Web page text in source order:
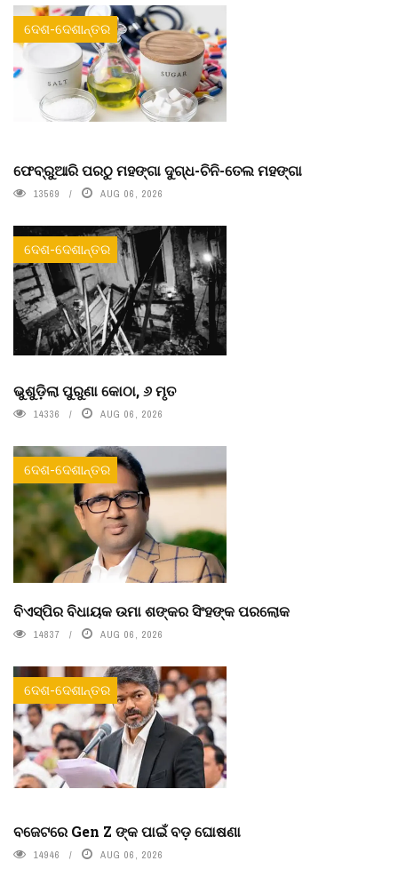
ଦେଶ-ଦେଶାନ୍ତର
ଫେବ୍ରୁଆରି ପରଠୁ ମହଙ୍ଗା ଦୁଗ୍ଧ-ଚିନି-ତେଲ ମହଙ୍ଗା
13569 AUG 06, 2026
ଦେଶ-ଦେଶାନ୍ତର
ଭୁଶୁଡ଼ିଲା ପୁରୁଣା କୋଠା, ୬ ମୃତ
14336 AUG 06, 2026
ଦେଶ-ଦେଶାନ୍ତର
ବିଏସ୍‌ପିର ବିଧାୟକ ଉମା ଶଙ୍କର ସିଂହଙ୍କ ପରଲୋକ
14837 AUG 06, 2026
ଦେଶ-ଦେଶାନ୍ତର
ବଜେଟରେ Gen Z ଙ୍କ ପାଇଁ ବଡ଼ ଘୋଷଣା
14946 AUG 06, 2026